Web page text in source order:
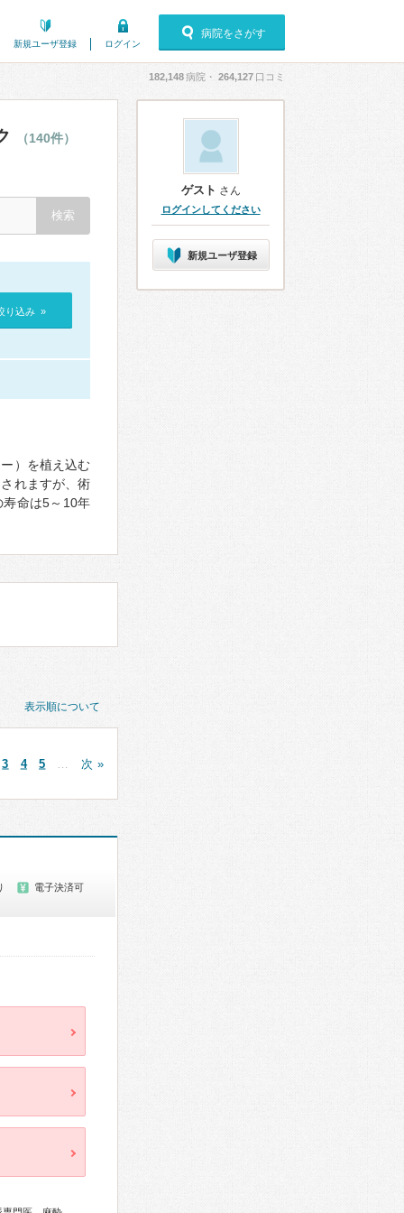
新規ユーザ登録 ログイン
病院をさがす
182,148病院・ 264,127 口コミ
（140件）
り込み »
）を植え込む
れますが、術
寿命は5～10年
表示順について
3 4 5 次 »
電子決済可
ゲスト さん
ログインしてください
新規ユーザ登録